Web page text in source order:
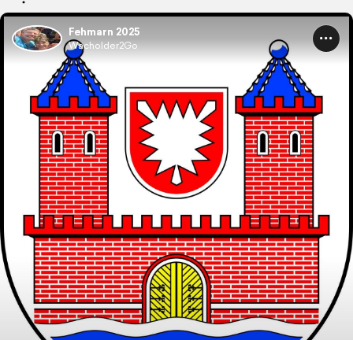
Fehmarn 2025
Wacholder2Go